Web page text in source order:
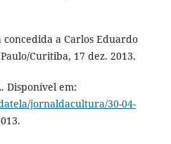
a Carlos Eduardo
Curitiba, 17 dez. 2013.
Disponível em:
jornaldacultura/30-04-